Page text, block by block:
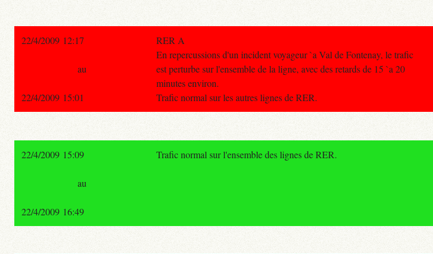
22/4/2009 12:17
RER A
En repercussions d'un incident voyageur `a Val de Fontenay, le trafic
est perturbe sur l'ensemble de la ligne, avec des retards de 15 `a 20
minutes environ.
Trafic normal sur les autres lignes de RER.
au
22/4/2009 15:01
22/4/2009 15:09 Trafic normal sur l'ensemble des lignes de RER.
au
22/4/2009 16:49